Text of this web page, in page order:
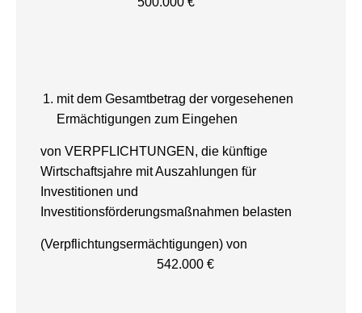
mit dem Gesamtbetrag der vorgesehenen
Ermächtigungen zum Eingehen
von VERPFLICHTUNGEN, die künftige
Wirtschaftsjahre mit Auszahlungen für
Investitionen und
Investitionsförderungsmaßnahmen belasten
(Verpflichtungsermächtigungen) von
542.000 €